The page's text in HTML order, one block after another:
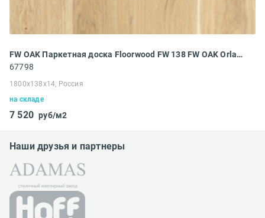
FW OAK Паркетная доска Floorwood FW 138 FW OAK Orlando PREMIUM WHITE OILED 1S (1800x138x14 мм)
67798
1800x138x14, Россия
на складе
7 520 руб/м2
Наши друзья и партнеры